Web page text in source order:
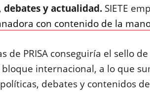
y actualidad.SIETE
con contenido de la
de PRISA conseguiría el sello
internacional, a lo que
debates y contenidos